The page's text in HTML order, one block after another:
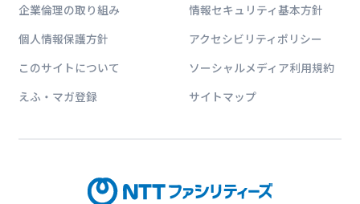
企業倫理の取り組み
情報セキュリティ基本方針
個人情報保護方針
アクセシビリティポリシー
このサイトについて
ソーシャルメディア利用規約
えふ・マガ登録
サイトマップ